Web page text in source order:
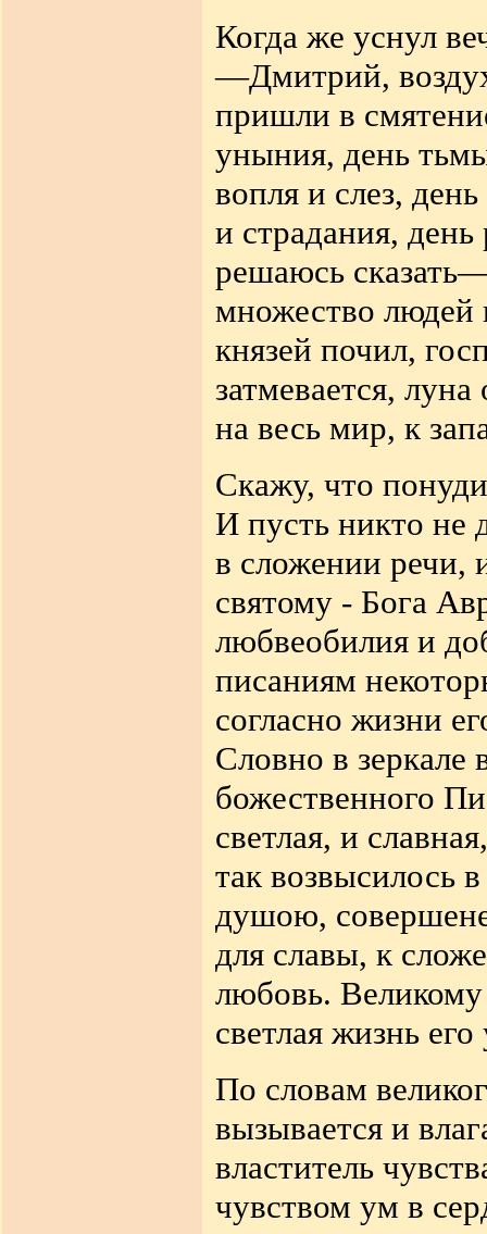
Когда же уснул
—Дмитрий,
пришли в
уныния, день
вопля и слез,
и страдания,
решаюсь
множество людей
князей почил,
затмевается,
на весь мир, к
Скажу, что
И пусть никто не
в сложении речи,
святому - Бога
любвеобилия и
писаниям
согласно жизни
Словно в зеркале
божественного
светлая, и
так возвысилось
душою,
для славы, к
любовь.
светлая жизнь
По словам
вызывается и
властитель
чувством ум в